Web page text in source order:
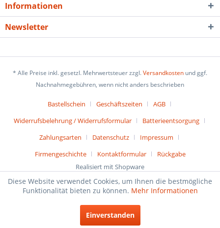
Informationen
Newsletter
* Alle Preise inkl. gesetzl. Mehrwertsteuer zzgl.Versandkosten und ggf.
Nachnahmegebühren, wenn nicht anders beschrieben
Bastellschein Geschäftszeiten
AGB
Widerrufsbelehrung / Widerrufsformular
Batterieentsorgung
Zahlungsarten
Datenschutz
Impressum
Firmengeschichte
Kontaktformular
Rückgabe
Realisiert mit Shopware
Diese Website verwendet Cookies, um Ihnen die bestmögliche
Funktionalität bieten zu können. Mehr Informationen
Einverstanden